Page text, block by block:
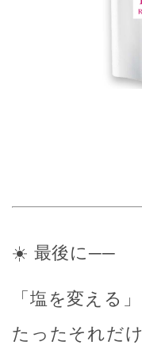
☀️ 最後に──
「塩を変える」
たったそれだ